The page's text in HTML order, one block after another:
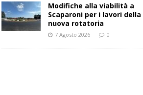
Modifiche alla viabilità a
Scaparoni per i lavori della
nuova rotatoria
7 Agosto 2026 0